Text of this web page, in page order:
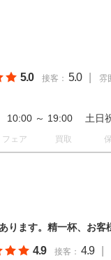
5.0 接客： 5.0 雰
～ 19:00 土日
フェア 買取
ます。精一杯、お客
4.9 接客： 4.9